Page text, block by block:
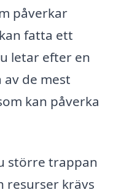
påverkar
fatta ett
letar efter en
de mest
kan påverka
större trappan
resurser krävs